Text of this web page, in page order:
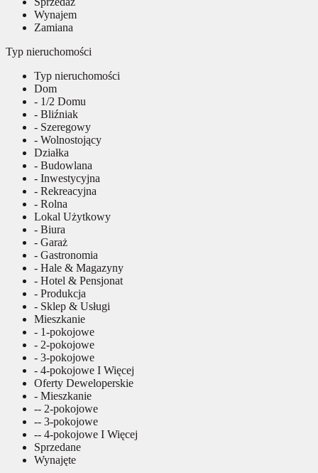
Wynajem
Zamiana
Typ nieruchomości
Typ nieruchomości
Dom
- 1/2 Domu
- Bliźniak
- Szeregowy
- Wolnostojący
Działka
- Budowlana
- Inwestycyjna
- Rekreacyjna
- Rolna
Lokal Użytkowy
- Biura
- Garaż
- Gastronomia
- Hale & Magazyny
- Hotel & Pensjonat
- Produkcja
- Sklep & Usługi
Mieszkanie
- 1-pokojowe
- 2-pokojowe
- 3-pokojowe
- 4-pokojowe I Więcej
Oferty Deweloperskie
- Mieszkanie
-- 2-pokojowe
-- 3-pokojowe
-- 4-pokojowe I Więcej
Sprzedane
Wynajęte